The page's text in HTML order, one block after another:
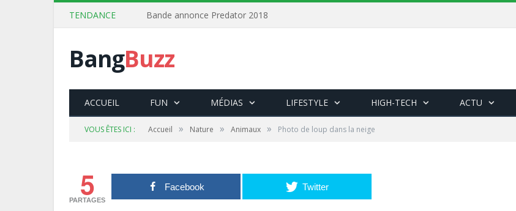
TENDANCE Bande annonce Predator 2018
BangBuzz
ACCUEIL FUN MÉDIAS LIFESTYLE HIGH-TECH ACTU
VOUS ÊTES ICI : Accueil » Nature » Animaux » Photo de loup dans la neige
5
PARTAGES
Facebook Twitter